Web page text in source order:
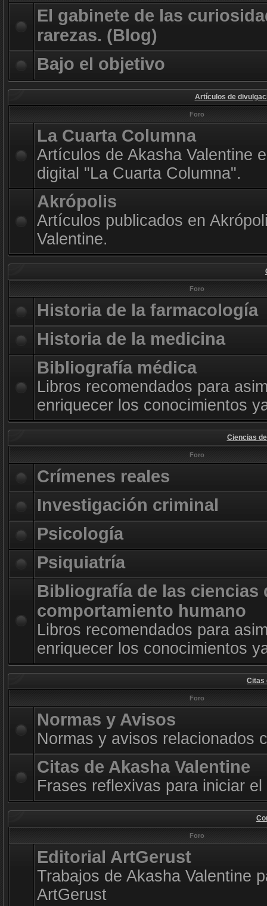
El gabinete de las
rarezas. (Blog)
Bajo el objetivo
Artículos de
Foro
La Cuarta Columna
Artículos de Akasha Valentine
digital "La Cuarta Columna".
Akrópolis
Artículos publicados en
Valentine.
Foro
Historia de la farmacología
Historia de la medicina
Bibliografía médica
Libros recomendados para
enriquecer los conocimientos
Ciencias
Foro
Crímenes reales
Investigación criminal
Psicología
Psiquiatría
Bibliografía de las ciencias
comportamiento humano
Libros recomendados para
enriquecer los conocimientos
Citas
Foro
Normas y Avisos
Normas y avisos relacionados
Citas de Akasha Valentine
Frases reflexivas para iniciar
Foro
Editorial ArtGerust
Trabajos de Akasha Valentine
ArtGerust